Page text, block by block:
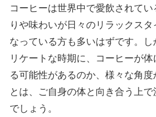
コーヒーは世界中で愛飲されて
りや味わいが日々のリラックス
なっている方も多いはずです。
リケートな時期に、コーヒーが
る可能性があるのか、様々な角
とは、ご自身の体と向き合う上
でしょう。